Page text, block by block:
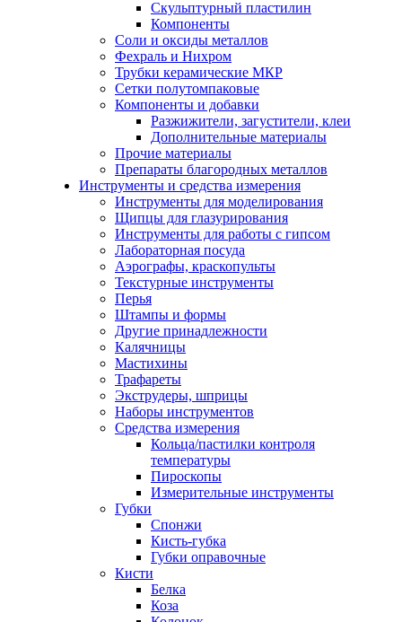
Скульптурный пластилин
Компоненты
Соли и оксиды металлов
Фехраль и Нихром
Трубки керамические МКР
Сетки полутомпаковые
Компоненты и добавки
Разжижители, загустители, клеи
Дополнительные материалы
Прочие материалы
Препараты благородных металлов
Инструменты и средства измерения
Инструменты для моделирования
Щипцы для глазурирования
Инструменты для работы с гипсом
Лабораторная посуда
Аэрографы, краскопульты
Текстурные инструменты
Перья
Штампы и формы
Другие принадлежности
Калячницы
Мастихины
Трафареты
Экструдеры, шприцы
Наборы инструментов
Средства измерения
Кольца/пастилки контроля
температуры
Пироскопы
Измерительные инструменты
Губки
Спонжи
Кисть-губка
Губки оправочные
Кисти
Белка
Коза